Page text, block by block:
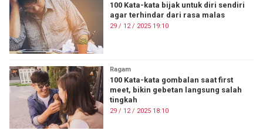
100 Kata-kata bijak untuk diri sendiri
agar terhindar dari rasa malas
29 / 12 / 2025 19:10
Ragam
100 Kata-kata gombalan saat first
meet, bikin gebetan langsung salah
tingkah
29 / 12 / 2025 18:10